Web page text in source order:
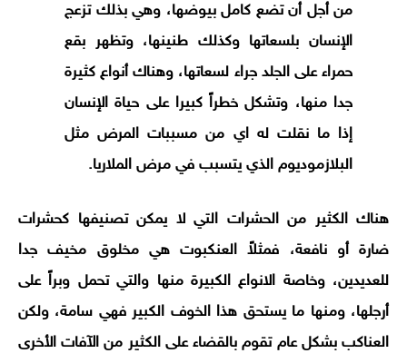
من أجل أن تضع كامل بيوضها، وهي بذلك تزعج
الإنسان بلسعاتها وكذلك طنينها، وتظهر بقع
حمراء على الجلد جراء لسعاتها، وهناك أنواع كثيرة
جدا منها، وتشكل خطراً كبيرا على حياة الإنسان
إذا ما نقلت له اي من مسببات المرض مثل
البلازموديوم الذي يتسبب في مرض الملاريا.
هناك الكثير من الحشرات التي لا يمكن تصنيفها كحشرات
ضارة أو نافعة، فمثلاً العنكبوت هي مخلوق مخيف جدا
للعديدين، وخاصة الانواع الكبيرة منها والتي تحمل وبراً على
أرجلها، ومنها ما يستحق هذا الخوف الكبير فهي سامة، ولكن
العناكب بشكل عام تقوم بالقضاء على الكثير من الآفات الأخرى